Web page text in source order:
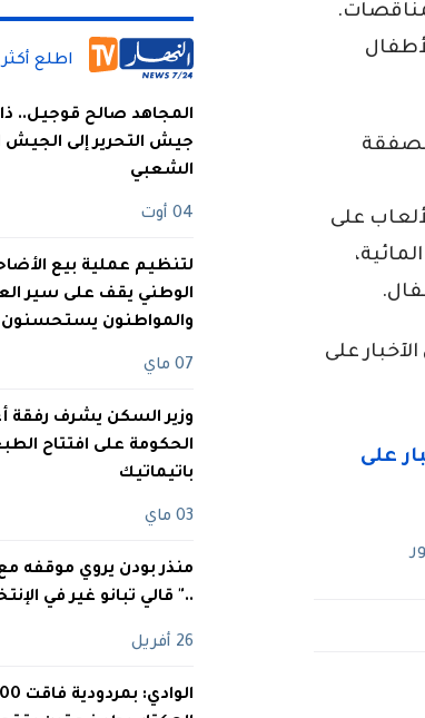
على
على
اطلع أكثر
المجاهد صالح قوجيل..
جيش التحرير إلى الجيش
الشعبي
04 أوت
لتنظيم عملية بيع
الوطني يقف على سير
والمواطنون يستحسنون
07 ماي
وزير السكن يشرف رفقة
باتيماتيك
03 ماي
منذر بودن يروي موقفه
.." قالي تبانو غير في
26 أفريل